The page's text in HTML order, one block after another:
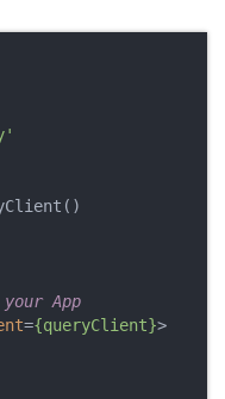
App
={queryClient}>